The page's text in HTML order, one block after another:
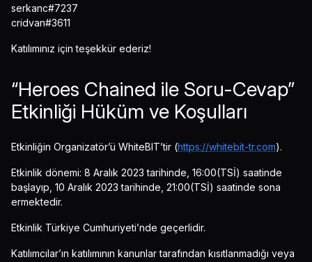
serkanc#7237
cridvan#3611
Katılımınız için teşekkür ederiz!
“Heroes Chained ile Soru-Cevap”
Etkinliği Hüküm ve Koşulları
Etkinliğin Organizatör’ü WhiteBIT’tir (https://whitebit-tr.com).
Etkinlik dönemi: 8 Aralık 2023 tarihinde, 16:00(TSİ) saatinde
başlayıp, 10 Aralık 2023 tarihinde, 21:00(TSİ) saatinde sona
ermektedir.
Etkinlik Türkiye Cumhuriyeti’nde geçerlidir.
Katılımcılar’ın katılımının kanunlar tarafından kısıtlanmadığı veya